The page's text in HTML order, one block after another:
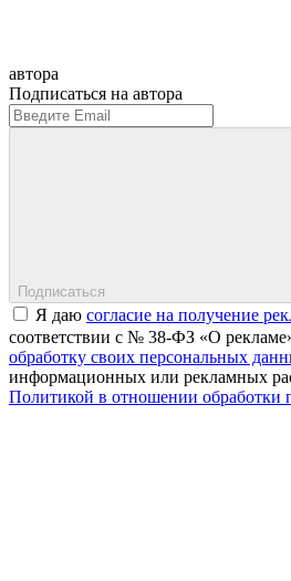
автора
Подписаться на автора
Подписаться
Я даю согласие на получение
соответствии с № 38-ФЗ «О
обработку своих персональных
информационных или рекламных
Политикой в отношении обработки